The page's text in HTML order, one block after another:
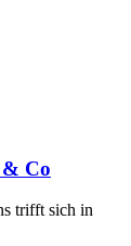
Co
trifft sich in